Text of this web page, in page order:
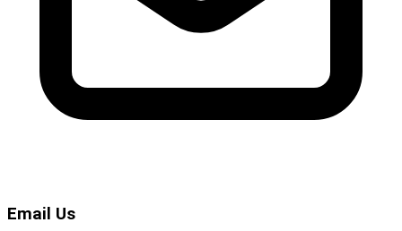
Email Us